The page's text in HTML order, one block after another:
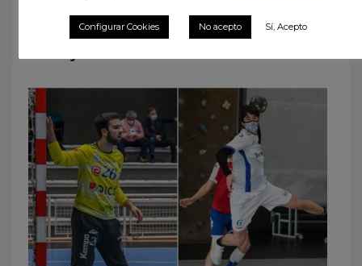
Configurar Cookies No acepto Sí, Acepto